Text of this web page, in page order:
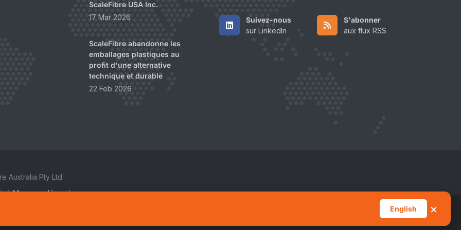
ScaleFibre USA Inc.
17 Mar 2026
ScaleFibre abandonne les
emballages plastiques au
profit d'une alternative
technique et durable
22 Feb 2026
Suivez-nous
sur LinkedIn
S'abonner
aux flux RSS
Australia Pty Ltd.
/ Marques déposées
son utilisation et contribuer à nos actions marketing et de
Gérer les préférences
English ×